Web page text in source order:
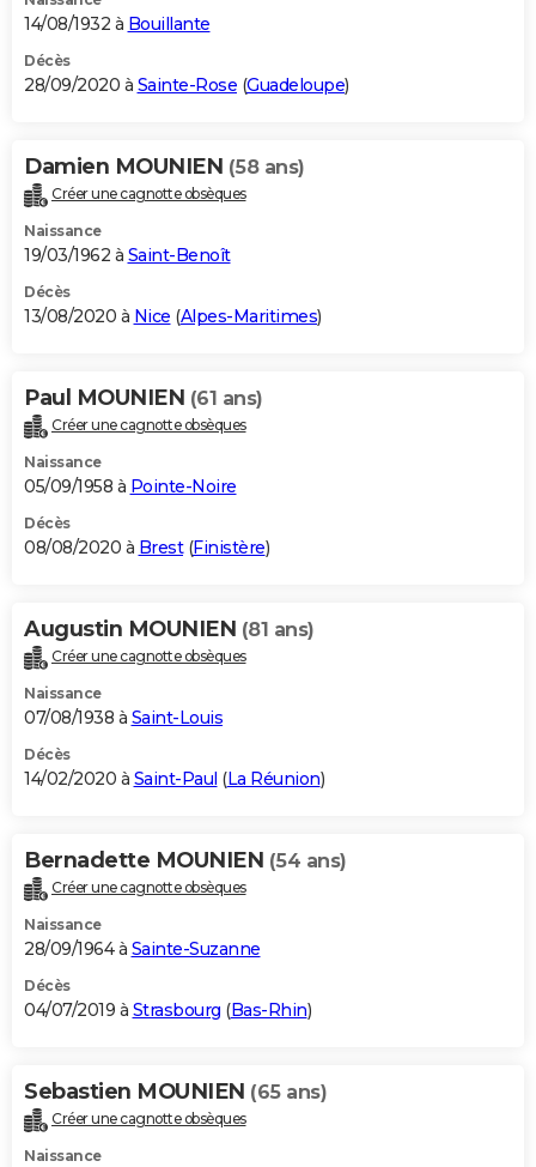
14/08/1932 à Bouillante
Décès
28/09/2020 à Sainte-Rose (Guadeloupe)
Damien MOUNIEN (58 ans)
Créer une cagnotte obsèques
Naissance
19/03/1962 à Saint-Benoît
Décès
13/08/2020 à Nice (Alpes-Maritimes)
Paul MOUNIEN (61 ans)
Créer une cagnotte obsèques
Naissance
05/09/1958 à Pointe-Noire
Décès
08/08/2020 à Brest(Finistère)
Augustin MOUNIEN (81 ans)
Créer une cagnotte obsèques
Naissance
07/08/1938 à Saint-Louis
Décès
14/02/2020 à Saint-Paul (La Réunion)
Bernadette MOUNIEN (54 ans)
Créer une cagnotte obsèques
Naissance
28/09/1964 à Sainte-Suzanne
Décès
04/07/2019 à Strasbourg (Bas-Rhin)
Sebastien MOUNIEN (65 ans)
Créer une cagnotte obsèques
Naissance